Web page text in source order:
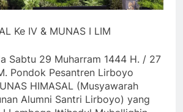
Ke IV & MUNAS I LIM
Sabtu 29 Muharram 1444 H. / 27
Pondok Pesantren Lirboyo
HIMASAL (Musyawarah
Alumni Santri Lirboyo) yang